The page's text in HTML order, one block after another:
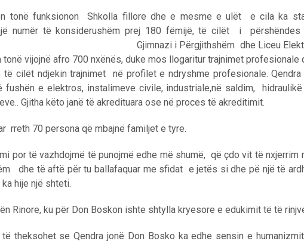
tonë funksionon Shkolla fillore dhe e mesme e ulët e cila ka
numër të konsiderushëm prej 180 fëmijë, të cilët i përshëndes
Gjimnazi i Përgjithshëm dhe Liceu
vijojnë afro 700 nxënës, duke mos llogaritur trajnimet profesionale
të cilët ndjekin trajnimet në profilet e ndryshme profesionale.
fushën e elektros, instalimeve civile, industriale,në saldim, hidraulikë
Gjitha këto janë të akredituara ose në proces të akreditimit.
rreth 70 persona që mbajnë familjet e tyre.
por të vazhdojmë të punojmë edhe më shumë, që çdo vit të nxjerrim
dhe të aftë për tu ballafaquar me sfidat e jetës si dhe pë një të
hije një shteti.
Rinore, ku për Don Boskon ishte shtylla kryesore e edukimit të të
theksohet se Qendra jonë Don Bosko ka edhe sensin e